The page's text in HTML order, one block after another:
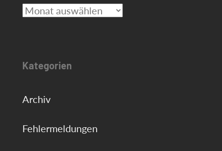
Kategorien
Archiv
Fehlermeldungen